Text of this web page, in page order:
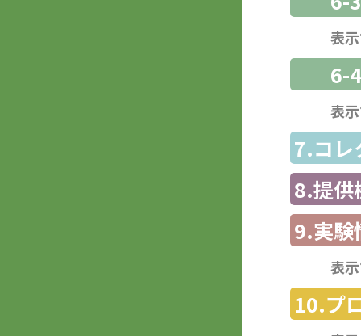
表
6-
表
7.コレ
8.提供
9.実験
表
10.プ